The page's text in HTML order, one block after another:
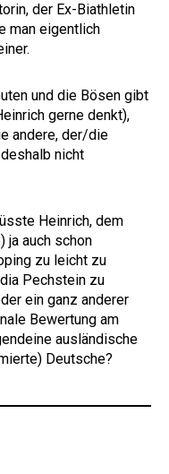
der Ex-Biathletin
man eigentlich
und die Bösen gibt
gerne denkt),
andere, der/die
nicht
Heinrich, dem
ja auch schon
zu leicht zu
Pechstein zu
ein ganz anderer
Bewertung am
ausländische
Deutsche?